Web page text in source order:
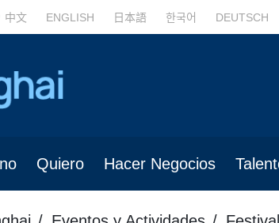
中文 ENGLISH 日本語 한국어 DEUTSCH
Quiero Hacer Negocios